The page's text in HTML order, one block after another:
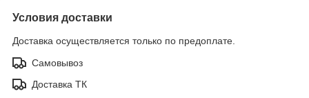
Условия доставки
Доставка осуществляется только по предоплате.
Самовывоз
Доставка ТК